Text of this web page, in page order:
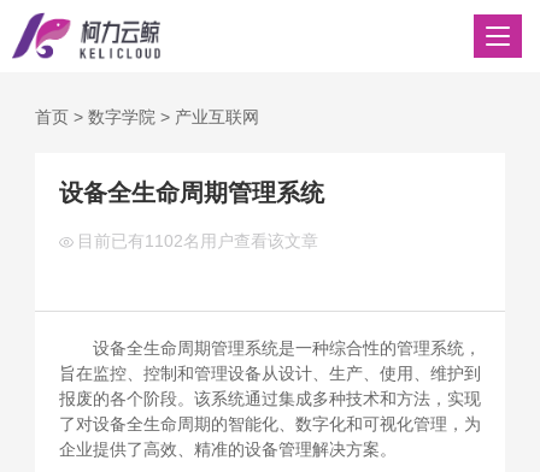
首页> 数字学院 > 产业互联网
设备全生命周期管理系统
目前已有1102名用户查看该文章
设备全生命周期管理系统是一种综合性的管理系统，
旨在监控、控制和管理设备从设计、生产、使用、维护到
报废的各个阶段。该系统通过集成多种技术和方法，实现
了对设备全生命周期的智能化、数字化和可视化管理，为
企业提供了高效、精准的设备管理解决方案。